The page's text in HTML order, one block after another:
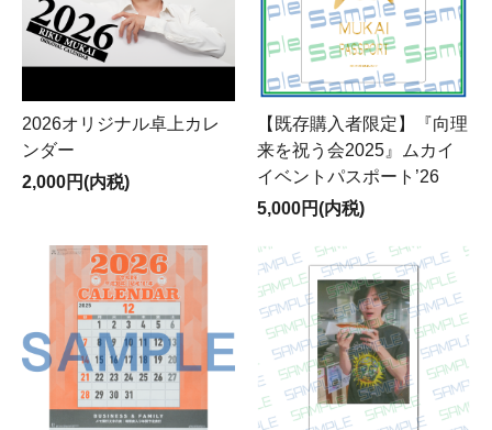
2026オリジナル卓上カレ
ンダー
2,000円(内税)
【既存購入者限定】『向理
来を祝う会2025』ムカイ
イベントパスポート’26
5,000円(内税)